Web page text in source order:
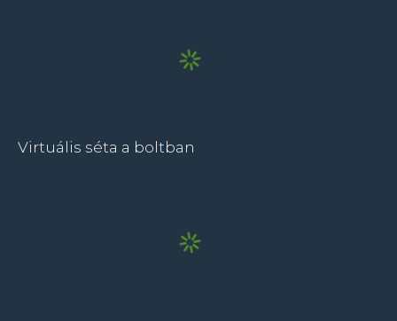
Virtuális séta a boltban